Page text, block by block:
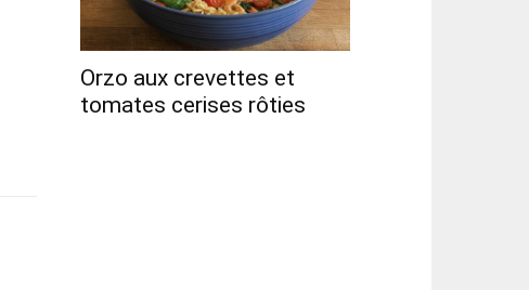
Orzo aux crevettes et
tomates cerises rôties